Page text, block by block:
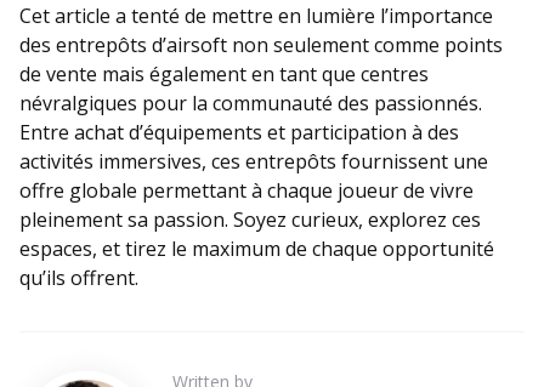
Cet article a tenté de mettre en lumière l’importance
des entrepôts d’airsoft non seulement comme points
de vente mais également en tant que centres
névralgiques pour la communauté des passionnés.
Entre achat d’équipements et participation à des
activités immersives, ces entrepôts fournissent une
offre globale permettant à chaque joueur de vivre
pleinement sa passion. Soyez curieux, explorez ces
espaces, et tirez le maximum de chaque opportunité
qu’ils offrent.
Written by